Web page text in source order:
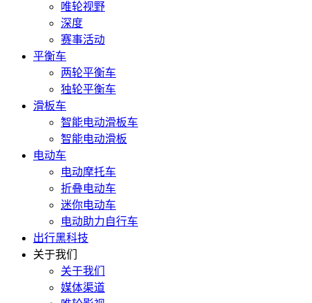
唯轮视野
深度
赛事活动
平衡车
两轮平衡车
独轮平衡车
滑板车
智能电动滑板车
智能电动滑板
电动车
电动摩托车
折叠电动车
迷你电动车
电动助力自行车
出行黑科技
关于我们
关于我们
媒体渠道